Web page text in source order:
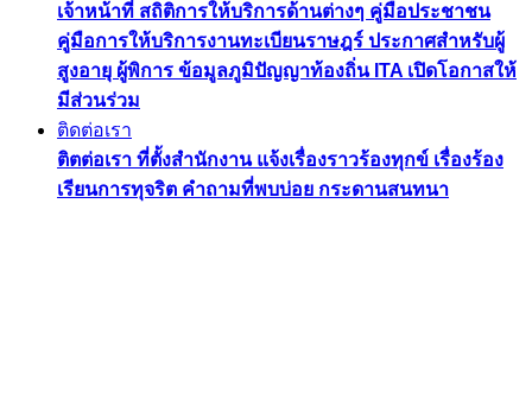
เจ้าหน้าที่ สถิติการให้บริการด้านต่างๆ คู่มือประชาชน
คู่มือการให้บริการงานทะเบียนราษฎร์ ประกาศสำหรับผู้
สูงอายุ ผู้พิการ ข้อมูลภูมิปัญญาท้องถิ่น ITA เปิดโอกาสให้
มีส่วนร่วม
ติดต่อเรา
ติตต่อเรา ที่ตั้งสำนักงาน แจ้งเรื่องราวร้องทุกข์ เรื่องร้อง
เรียนการทุจริต คำถามที่พบบ่อย กระดานสนทนา